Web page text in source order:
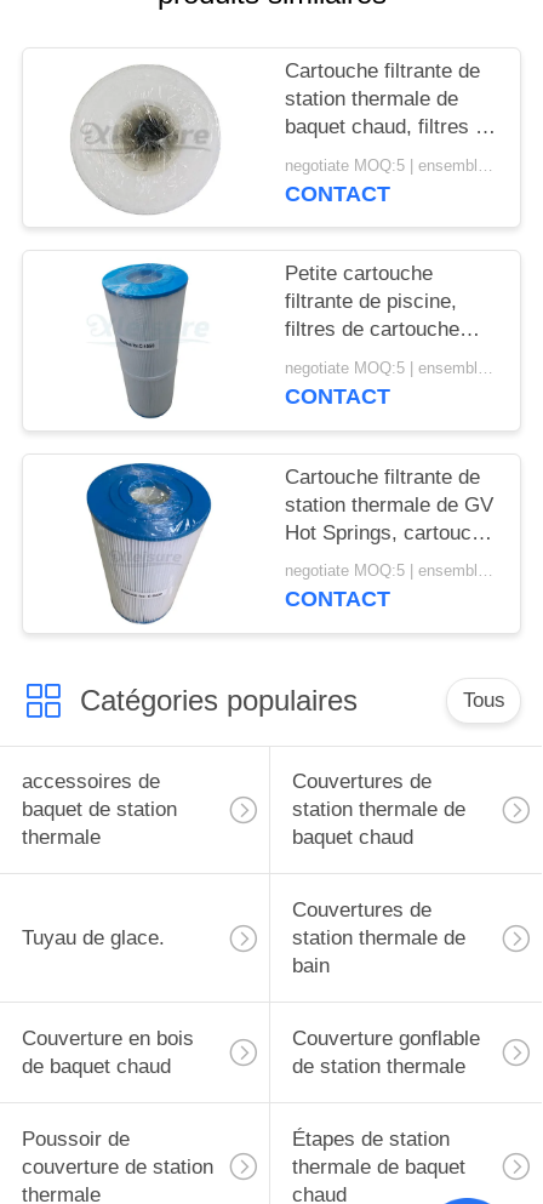
PRIVACY
POLICY
Cartouche filtrante de
station thermale de
baquet chaud, filtres de
cartouche pour le bas
entretien Filbur FC-
negotiate MOQ:5 | ensemble 100
CONTACT
Petite cartouche
filtrante de piscine,
filtres de cartouche
pour le bas entretien de
stations thermales
negotiate MOQ:5 | ensemble 100
CONTACT
Cartouche filtrante de
station thermale de GV
Hot Springs, cartouche
filtrante d'eau Unicel C-
6430
negotiate MOQ:5 | ensemble 100
CONTACT
Catégories populaires Tous
accessoires de
baquet de station
thermale
Couvertures de
station thermale de
baquet chaud
Tuyau de glace.
Couvertures de
station thermale de
bain
Couverture en bois
de baquet chaud
Couverture gonflable
de station thermale
Poussoir de
couverture de station
thermale
Étapes de station
thermale de baquet
chaud